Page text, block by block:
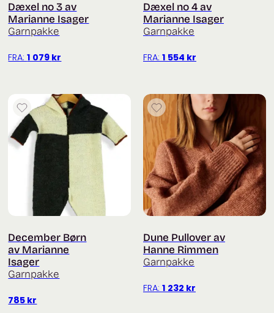
Dæxel no 3 av
Marianne Isager
Garnpakke
FRA:1 079 kr
Dæxel no 4 av
Marianne Isager
Garnpakke
FRA: 1 554 kr
December Børn
av Marianne
Isager
Garnpakke
785 kr
Dune Pullover av
Hanne Rimmen
Garnpakke
FRA: 1 232 kr